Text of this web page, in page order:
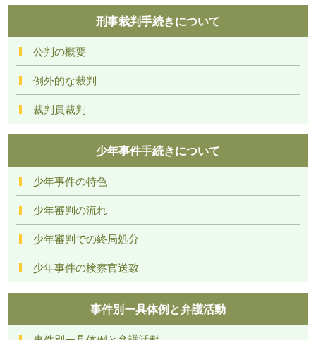
刑事裁判手続きについて
公判の概要
例外的な裁判
裁判員裁判
少年事件手続きについて
少年事件の特色
少年審判の流れ
少年審判での終局処分
少年事件の検察官送致
事件別ー具体例と弁護活動